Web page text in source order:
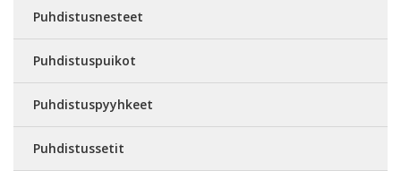
Puhdistusnesteet
Puhdistuspuikot
Puhdistuspyyhkeet
Puhdistussetit